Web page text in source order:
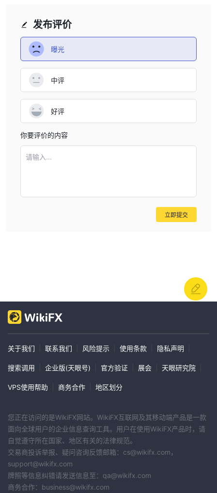
交易平台 发布评价
曝光
中评
好评
你要评价的内容
请输入...
立即提交
关于我们 联系我们 风险提示 使用条款 隐私声明
搜索调用 企业版(天眼号) 官方验证 展会 天眼研究院
VPS使用帮助 商务合作 地区划分
您正在访问的是WikiFX网站。WikiFX互联网及其移动端产品是一款
面向全球用户的企业信息查询工具。用户在使用WikiFX产品时，请
自觉遵守所在国家、地区有关的法律规范。
交易商投诉举报、疑问咨询反馈邮箱：cs@wikifx.com，
support@wikifx.com
牌照等信息纠错请发送信息至：qa@wikifx.com
商务合作：business@wikifx.com